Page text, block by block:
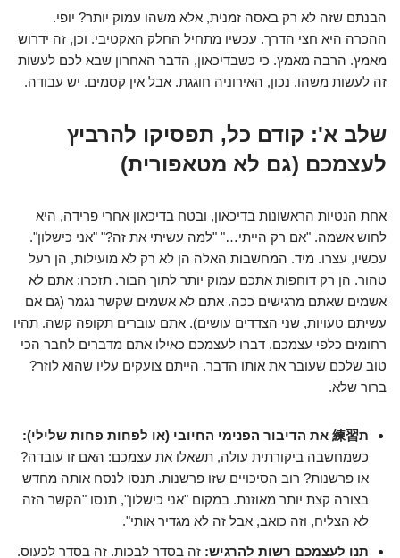
הבנתם שזה לא רק באסה זמנית, אלא משהו עמוק יותר? יופי.
ההכרה היא חצי הדרך. עכשיו מתחיל החלק האקטיבי. וכן, זה ידרוש
מאמץ. הרבה מאמץ. כי כשבדיכאון, הדבר האחרון שבא לכם לעשות
זה לעשות משהו. נכון, האירוניה חוגגת. אבל אין קסמים. יש עבודה.
שלב א': קודם כל, תפסיקו להרביץ
לעצמכם (גם לא מטאפורית)
אחת הנטיות הראשונות בדיכאון, ובטח בדיכאון אחרי פרידה, היא
לחוש אשמה. "אם רק הייתי…" "למה עשיתי את זה?" "אני כישלון".
עכשיו, עצרו. מיד. המחשבות האלה הן לא רק לא מועילות, הן רעל
טהור. הן רק דוחפות אתכם עמוק יותר לתוך הבור. תזכרו: אתם לא
אשמים שאתם מרגישים ככה. אתם לא אשמים שקשר נגמר (גם אם
עשיתם טעויות, שני הצדדים עושים). אתם עוברים תקופה קשה. תהיו
רחומים כלפי עצמכם. דברו לעצמכם כאילו אתם מדברים לחבר הכי
טוב שלכם שעובר את אותו הדבר. הייתם צועקים עליו שהוא לוזר?
ברור שלא.
ת練習 את הדיבור הפנימי החיובי (או לפחות פחות שלילי):
כשמחשבה ביקורתית עולה, תשאלו את עצמכם: האם זו עובדה?
או פרשנות? רוב הסיכויים שזו פרשנות. תנסו לנסח אותה מחדש
בצורה קצת יותר מאוזנת. במקום "אני כישלון", תנסו "הקשר הזה
לא הצליח, וזה כואב, אבל זה לא מגדיר אותי".
תנו לעצמכם רשות להרגיש: זה בסדר לבכות. זה בסדר לכעוס.